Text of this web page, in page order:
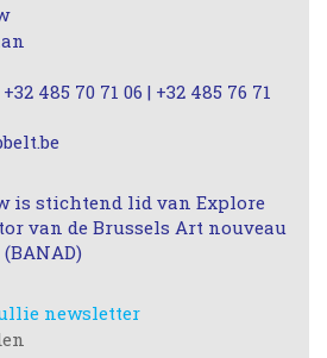
485 70 71 06 | +32 485 76 71
is stichtend lid van Explore
van de Brussels Art nouveau
newsletter